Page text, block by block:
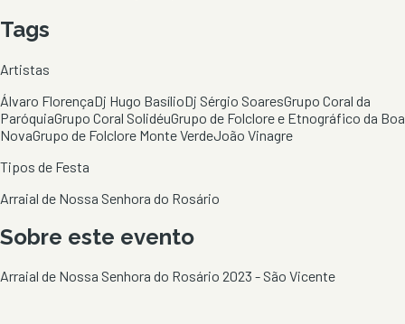
Tags
Artistas
Álvaro FlorençaDj Hugo BasílioDj Sérgio SoaresGrupo Coral da
ParóquiaGrupo Coral SolidéuGrupo de Folclore e Etnográfico da Boa
NovaGrupo de Folclore Monte VerdeJoão Vinagre
Tipos de Festa
Arraial de Nossa Senhora do Rosário
Sobre este evento
Arraial de Nossa Senhora do Rosário 2023 - São Vicente